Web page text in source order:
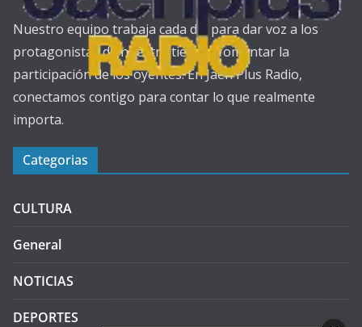
Nuestro equipo trabaja cada día para dar voz a los
protagonistas de nuestra tierra y fomentar la
participación de los oyentes. En Jaén Plus Radio,
conectamos contigo para contar lo que realmente
importa.
Categorias
CULTURA
General
NOTICIAS
DEPORTES